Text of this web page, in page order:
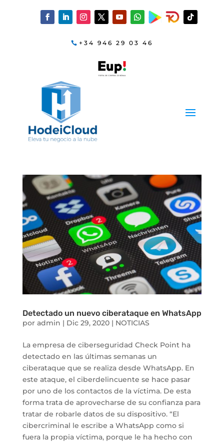
+34 946 29 03 46
Detectado un nuevo ciberataque en WhatsApp
por admin | Dic 29, 2020| NOTICIAS
La empresa de ciberseguridad Check Point ha
detectado en las últimas semanas un
ciberataque que se realiza desde WhatsApp. En
este ataque, el ciberdelincuente se hace pasar
por uno de los contactos de la víctima. De esta
forma trata de aprovecharse de su confianza para
tratar de robarle datos de su dispositivo. “El
cibercriminal le escribe a WhatsApp como si
fuera la propia víctima, porque le ha hecho con